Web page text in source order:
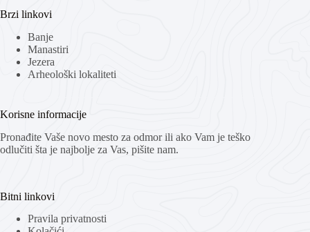
Brzi linkovi
Banje
Manastiri
Jezera
Arheološki lokaliteti
Korisne informacije
Pronađite Vaše novo mesto za odmor ili ako Vam je teško
odlučiti šta je najbolje za Vas, pišite nam.
Bitni linkovi
Pravila privatnosti